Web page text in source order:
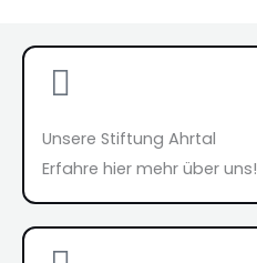
Unsere Stiftung Ahrtal
Erfahre hier mehr über uns!